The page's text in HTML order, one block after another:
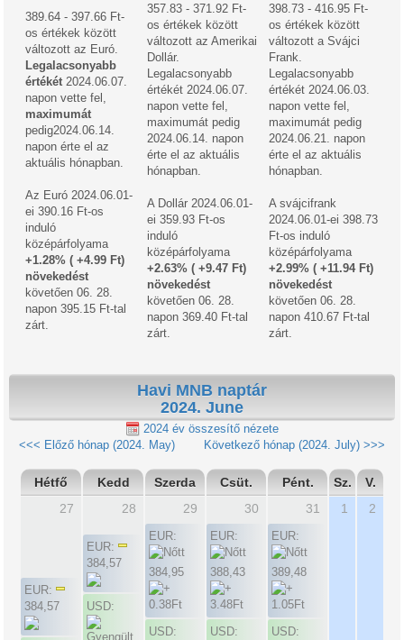
389.64 - 397.66 Ft-
os értékek között
változott az Euró.
Legalacsonyabb
értékét 2024.06.07.
napon vette fel,
maximumát
pedig2024.06.14.
napon érte el az
aktuális hónapban.
Az Euró 2024.06.01-
ei 390.16 Ft-os
induló
középárfolyama
+1.28% ( +4.99 Ft)
növekedést
követően 06. 28.
napon 395.15 Ft-tal
zárt.
357.83 - 371.92 Ft-
os értékek között
változott az Amerikai
Dollár.
Legalacsonyabb
értékét 2024.06.07.
napon vette fel,
maximumát pedig
2024.06.14. napon
érte el az aktuális
hónapban.
A Dollár 2024.06.01-
ei 359.93 Ft-os
induló
középárfolyama
+2.63% ( +9.47 Ft)
növekedést
követően 06. 28.
napon 369.40 Ft-tal
zárt.
398.73 - 416.95 Ft-
os értékek között
változott a Svájci
Frank.
Legalacsonyabb
értékét 2024.06.03.
napon vette fel,
maximumát pedig
2024.06.21. napon
érte el az aktuális
hónapban.
A svájcifrank
2024.06.01-ei 398.73
Ft-os induló
középárfolyama
+2.99% ( +11.94 Ft)
növekedést
követően 06. 28.
napon 410.67 Ft-tal
zárt.
Havi MNB naptár
2024. June
2024 év összesítő nézete
<<< Előző hónap (2024. May)
Következő hónap (2024. July) >>>
Hétfő Kedd Szerda Csüt. Pént. Sz.
V.
27
EUR:
384,57
28
EUR:
384,57
USD:
29
EUR:
384,95
USD:
30
EUR:
388,43
USD:
31
EUR:
389,48
USD:
1 2